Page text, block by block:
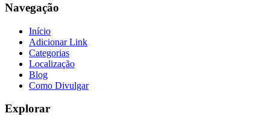
Navegação
Início
Adicionar Link
Categorias
Localização
Blog
Como Divulgar
Explorar